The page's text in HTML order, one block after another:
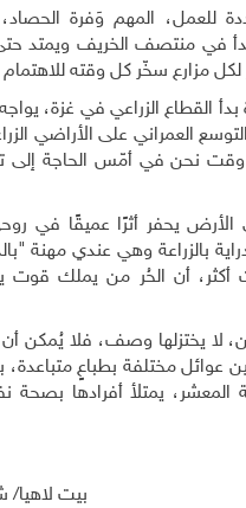
للعمل، المهم وَفرة
في منتصف الخريف ويمتد حتى
لكل مزارع سخّر كل وقته
القطاع الزراعي في غزة،
التوسع العمراني على الأراضي
نحن في أمّس الحاجة إلى
يحفر أثرًا عميقًا في
بالزراعة وهي عندي مهنة
أكثر، أن الحُر من يملك قوت
لا يختزلها وصف، فلا يُمكن
عوائل مختلفة بطباعٍ متباعدة،
المعشر، يمتلأ أفرادها بصحة
بيت لاهيا/